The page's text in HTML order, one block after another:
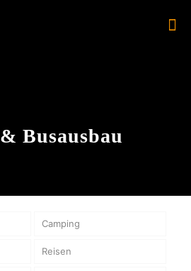
Busausbau
Camping
Reisen